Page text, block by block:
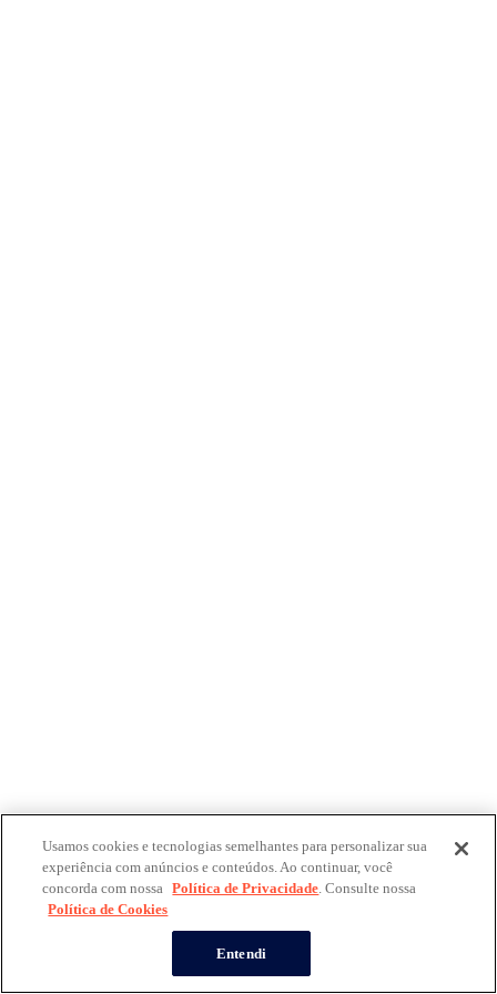
Usamos cookies e tecnologias semelhantes para personalizar sua
experiência com anúncios e conteúdos. Ao continuar, você
concorda com nossa Política de Privacidade. Consulte nossa
Política de Cookies
Entendi